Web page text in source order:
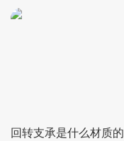
回转支承是什么材质的